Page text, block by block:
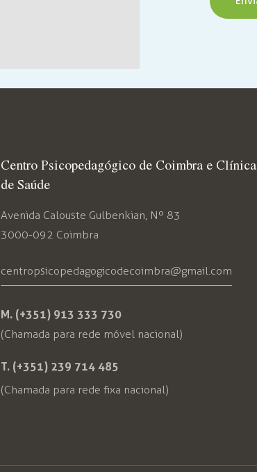
Centro Psicopedagógico de Coimbra e Clínica
de Saúde
Avenida Calouste Gulbenkian, Nº 83
3000-092 Coimbra
centropsicopedagogicodecoimbra@gmail.com
M. (+351) 913 333 730
(Chamada para rede móvel nacional)
T. (+351) 239 714 485
(Chamada para rede fixa nacional)